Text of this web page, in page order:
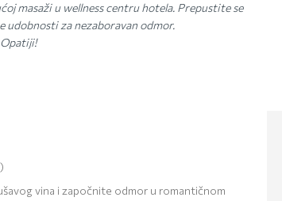
masaži u wellness centru hotela. Prepustite se
udobnosti za nezaboravan odmor.
vina i započnite odmor u romantičnom